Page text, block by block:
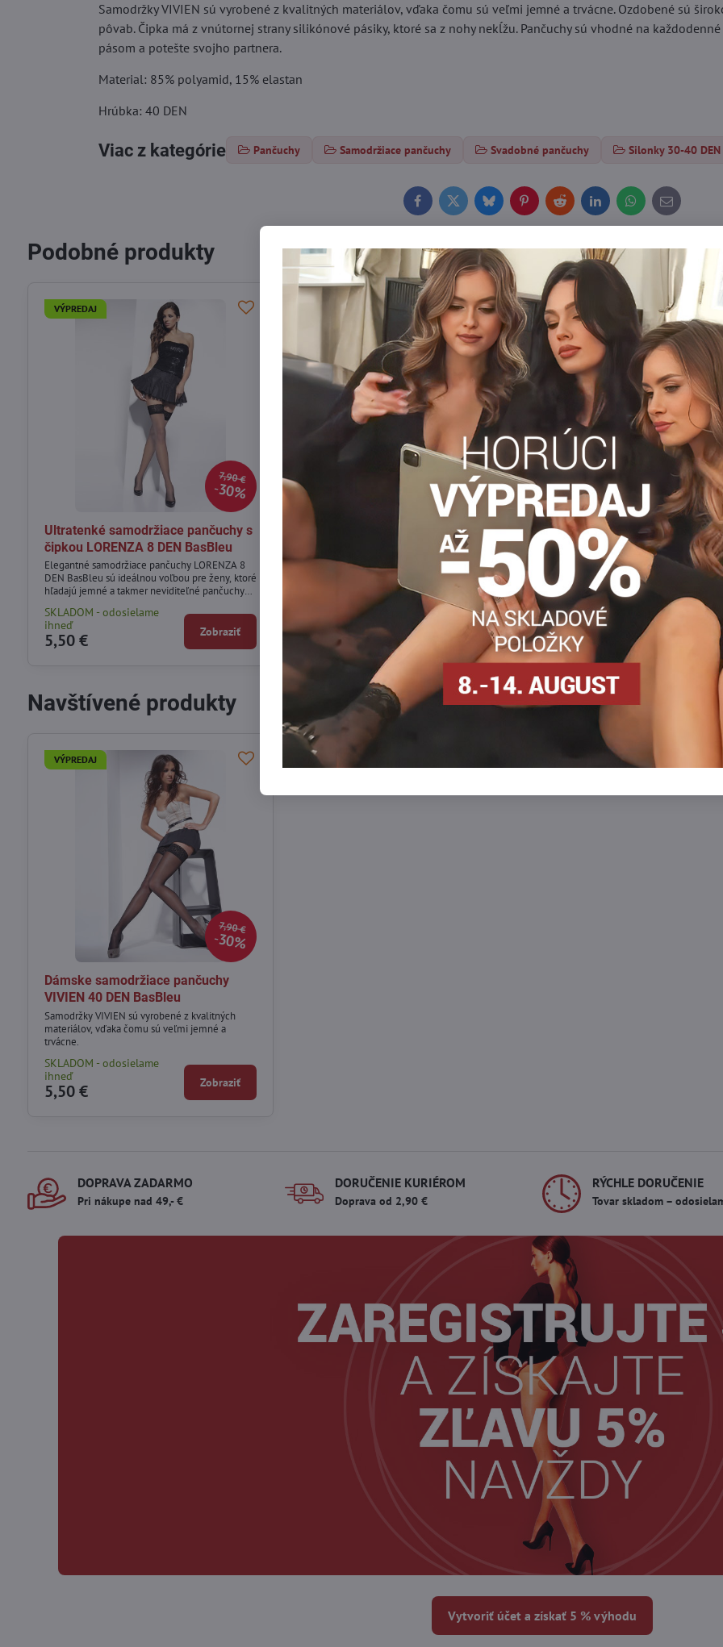
Samodržky VIVIEN sú vyrobené z kvalitných materiálov, vďaka čomu sú veľmi jemné a trvácne. Ozdobené sú
pôvab. Čipka má z vnútornej strany silikónové pásiky, ktoré sa z nohy nekĺžu. Pančuchy sú vhodné na
pásom a potešte svojho partnera.
Material: 85% polyamid, 15% elastan
Hrúbka: 40 DEN
Viac z kategórie Pančuchy Samodržiace pančuchy Svadobné pančuchy Silonky 30-40 DEN
FacebookTwitterBlueskyPinterestRedditLinkedInWhatsApp
E-
mail
Podobné produkty
7,90 €
30%
VÝPREDAJ
Ultratenké samodržiace pančuchy s
čipkou LORENZA 8 DEN BasBleu
Elegantné samodržiace pančuchy LORENZA 8
DEN BasBleu sú ideálnou voľbou pre ženy, ktoré
hľadajú jemné a takmer neviditeľné pančuchy
SKLADOM - odosielame
ihneď
5,50 € Zobraziť
7,90 €
30%
Dámske samodržiace pančuchy
Klasické samodržky s čipkovým pásikom na
SKLADOM - odosielame
ihneď
5,50 € Zobraziť
VÝPREDAJ
Dámske samodržiace pančuchy
KAMA 20DEN BasBleu
Samodržky KAMA sú vyrobené z
materiálov, vďaka čomu sú jemnejšie a
trvácnejšie.
SKLADOM - odosielame
ihneď
6,20 €
Navštívené produkty
7,90 €
30%
VÝPREDAJ
Dámske samodržiace pančuchy
VIVIEN 40 DEN BasBleu
Samodržky VIVIEN sú vyrobené z kvalitných
materiálov, vďaka čomu sú veľmi jemné a
trvácne.
SKLADOM - odosielame
ihneď
5,50 € Zobraziť
DOPRAVA ZADARMO
Pri nákupe nad 49,- €
DORUČENIE KURIÉROM
Doprava od 2,90 €
RÝCHLE DORUČENIE
Tovar skladom –
Vytvoriť účet a získať 5 % výhodu